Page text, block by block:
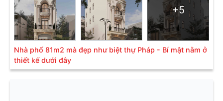
+5
Nhà phố 81m2 mà đẹp như biệt thự Pháp - Bí mật nằm ở
thiết kế dưới đây